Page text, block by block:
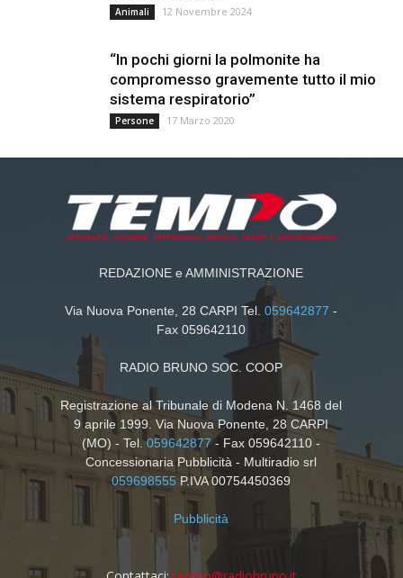
Animali 12 Novembre 2024
“In pochi giorni la polmonite ha
compromesso gravemente tutto il mio
sistema respiratorio”
Persone 17 Marzo 2020
REDAZIONE e AMMINISTRAZIONE
Via Nuova Ponente, 28 CARPI Tel.059642877 -
Fax 059642110
RADIO BRUNO SOC. COOP
Registrazione al Tribunale di Modena N. 1468 del
9 aprile 1999. Via Nuova Ponente, 28 CARPI
(MO) - Tel.059642877- Fax 059642110 -
Concessionaria Pubblicità - Multiradio srl
059698555 P.IVA 00754450369
Pubblicità